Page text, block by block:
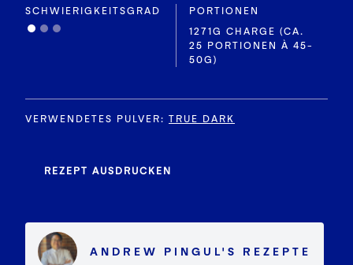
SCHWIERIGKEITSGRAD
PORTIONEN
1271G CHARGE (CA.
25 PORTIONEN À 45-
50G)
VERWENDETES PULVER: TRUE DARK
REZEPT AUSDRUCKEN
ANDREW PINGUL'S REZEPTE